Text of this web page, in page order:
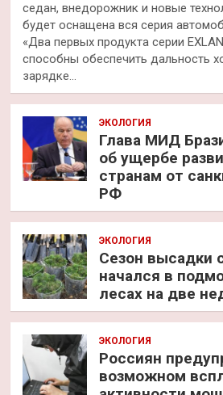
седан, внедорожник и новые
будет оснащена вся серия
«Два первых продукта серии
способны обеспечить дальность
зарядке…
ЭКОЛОГИЯ
Глава МИД
об ущербе
странам от
РФ
ЭКОЛОГИЯ
Сезон высадки
начался в
лесах на две
ЭКОЛОГИЯ
Россиян
возможном